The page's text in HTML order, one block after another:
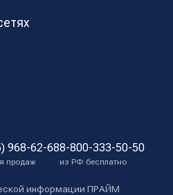
968-62-68
продаж
8-800-333-50-50
из РФ бесплатно
информации ПРАЙМ